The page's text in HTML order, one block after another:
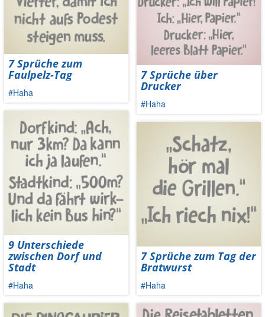
7 Sprüche zum
Faulpelz-Tag
#Haha
9 Unterschiede
zwischen Dorf und
Stadt
#Haha
7 Sprüche über
Drucker
#Haha
7 Sprüche zum Tag der
Bratwurst
#Haha